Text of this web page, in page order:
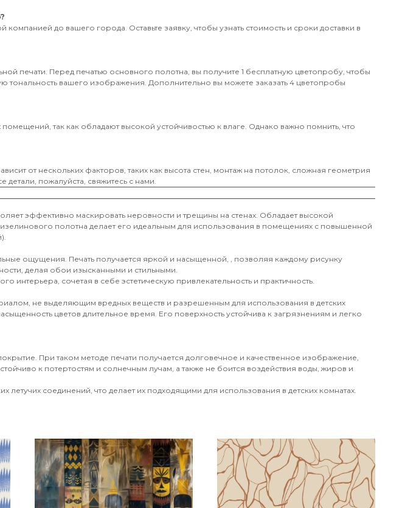
до вашего города. Оставьте заявку, чтобы узнать стоимость и сроки доставки в
печати. Перед печатью основного полотна, вы получите 1 бесплатную цветопробу, чтобы
тональность вашего изображения. Дополнительно вы можете заказать 4 цветопробы
так как обладают высокой устойчивостью к влаге. Однако важно помнить, что
от нескольких факторов, таких как высота стен, монтаж на потолок, сложная геометрия
детали, пожалуйста, свяжитесь с нами.
эффективно маскировать неровности и трещины на стенах. Обладает высокой
полотна делает его идеальным для использования в помещениях с повышенной
ощущения. Печать получается яркой и насыщенной, , позволяя каждому рисунку
делая обои изысканными и стильными.
сочетая в себе эстетическую привлекательность и практичность.
не выделяющим вредных веществ и разрешенным для использования в детских
цветов длительное время. Его поверхность устойчива к загрязнениям и легко
При таком методе печати получается долговечное и качественное изображение,
к потертостям и солнечным лучам, а также не боится воздействия воды, жиров и
соединений, что делает их подходящими для использования в детских комнатах.